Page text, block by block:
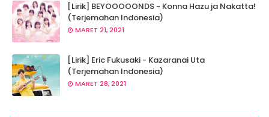
[Lirik] BEYOOOOONDS - Konna Hazu ja Nakatta!
(Terjemahan Indonesia)
MARET 21, 2021
[Lirik] Eric Fukusaki - Kazaranai Uta
(Terjemahan Indonesia)
MARET 28, 2021